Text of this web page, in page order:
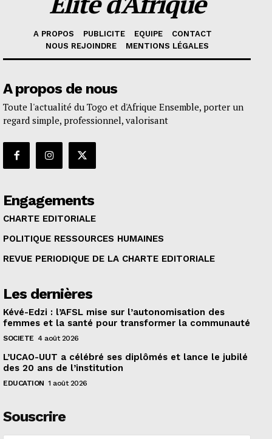
A PROPOS PUBLICITE EQUIPE
CONTACT
NOUS REJOINDRE
MENTIONS LÉGALES
A propos de nous
Toute l'actualité du Togo et d'Afrique Ensemble, porter un
regard simple, professionnel, valorisant
Engagements
CHARTE EDITORIALE
POLITIQUE RESSOURCES HUMAINES
REVUE PERIODIQUE DE LA CHARTE EDITORIALE
Les dernières
Kévé-Edzi : l’AFSL mise sur l’autonomisation des
femmes et la santé pour transformer la communauté
SOCIETE 4 août 2026
L’UCAO-UUT a célébré ses diplômés et lance le jubilé
des 20 ans de l’institution
EDUCATION 1 août 2026
Souscrire